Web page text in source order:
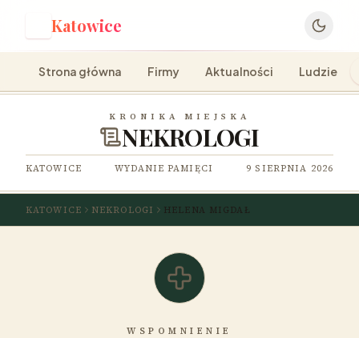
Katowice
Strona główna Firmy Aktualności Ludzie
KRONIKA MIEJSKA
NEKROLOGI
KATOWICE WYDANIE PAMIĘCI 9 SIERPNIA 2026
KATOWICE NEKROLOGI HELENA MIGDAŁ
WSPOMNIENIE